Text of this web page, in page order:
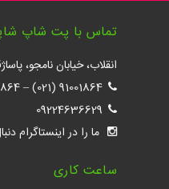
تماس با پت شاپ
انقلاب، خیابان نامجو،
91001864 (021)
–
09224636629
ما را در اینستاگرام
ساعت کاری